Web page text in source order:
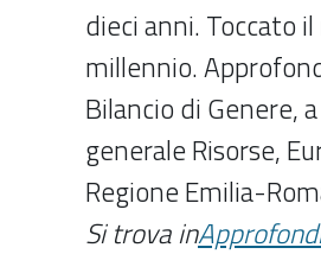
dieci anni. Toccato
millennio.
Bilancio di Genere,
generale Risorse,
Regione Emilia-
Si trova in